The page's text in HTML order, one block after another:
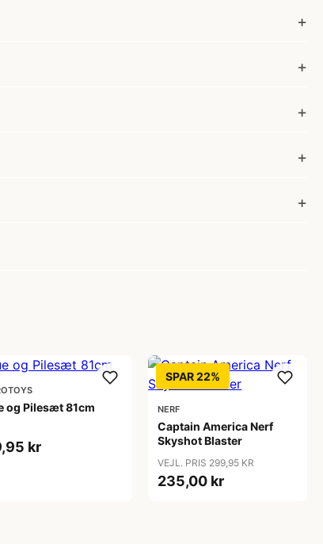
og Pilesæt 81cm
kr
SPAR 22%
NERF
Captain America Nerf
Skyshot Blaster
VEJL. PRIS 299,95 KR
235,00 kr